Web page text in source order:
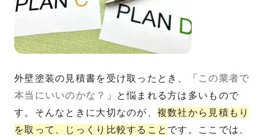
外壁塗装の見積書を受け取ったとき、
「この業者で
本当にいいのかな？」
と悩まれる方は多いもので
す。そんなときに大切なのが、 複数社から見積もり
を取って、じっくり比較すること です。ここでは、